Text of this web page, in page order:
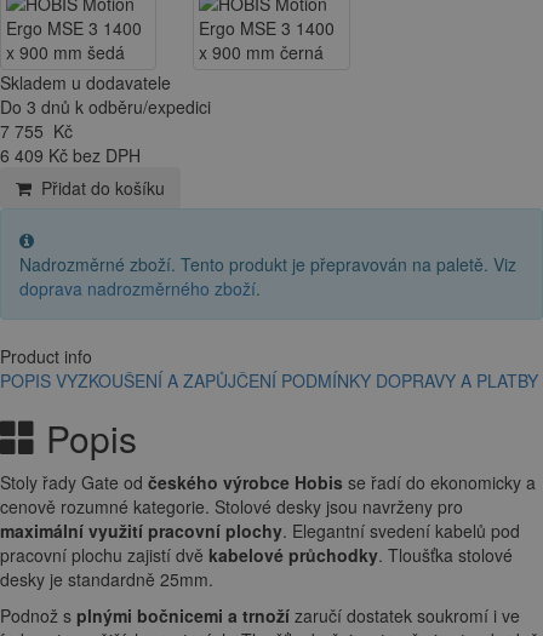
Skladem u dodavatele
Do 3 dnů k odběru/expedici
7 755 Kč
6 409 Kč bez DPH
Přidat do košíku
Nadrozměrné zboží. Tento produkt je přepravován na paletě. Viz
doprava nadrozměrného zboží.
Product info
POPIS VYZKOUŠENÍ A ZAPŮJČENÍ PODMÍNKY DOPRAVY A PLATBY
Popis
Stoly řady Gate od českého výrobce Hobis se řadí do ekonomicky a
cenově rozumné kategorie. Stolové desky jsou navrženy pro
maximální využití pracovní plochy. Elegantní svedení kabelů pod
pracovní plochu zajistí dvě kabelové průchodky. Tloušťka stolové
desky je standardně 25mm.
Podnož s plnými bočnicemi a trnoží zaručí dostatek soukromí i ve